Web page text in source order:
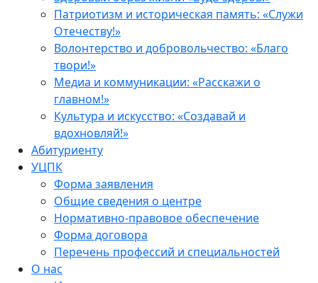
Патриотизм и историческая память: «Служи
Отечеству!»
Волонтерство и добровольчество: «Благо
твори!»
Медиа и коммуникации: «Расскажи о
главном!»
Культура и искусство: «Создавай и
вдохновляй!»
Абитуриенту
УЦПК
Форма заявления
Общие сведения о центре
Нормативно-правовое обеспечение
Форма договора
Перечень профессий и специальностей
О нас